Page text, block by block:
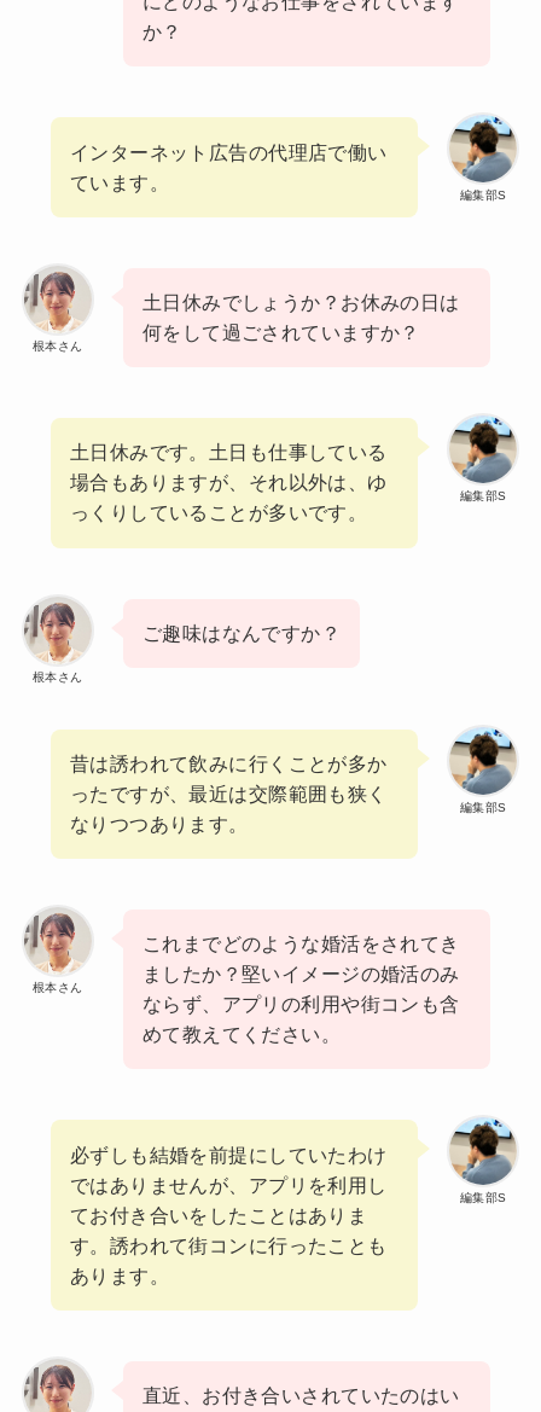
か？
編集部S
インターネット広告の代理店で働い
ています。
根本さん
土日休みでしょうか？お休みの日は
何をして過ごされていますか？
編集部S
土日休みです。土日も仕事している
場合もありますが、それ以外は、ゆ
っくりしていることが多いです。
根本さん
ご趣味はなんですか？
編集部S
昔は誘われて飲みに行くことが多か
ったですが、最近は交際範囲も狭く
なりつつあります。
根本さん
これまでどのような婚活をされてき
ましたか？堅いイメージの婚活のみ
ならず、アプリの利用や街コンも含
めて教えてください。
編集部S
必ずしも結婚を前提にしていたわけ
ではありませんが、アプリを利用し
てお付き合いをしたことはありま
す。誘われて街コンに行ったことも
あります。
直近、お付き合いされていたのはい